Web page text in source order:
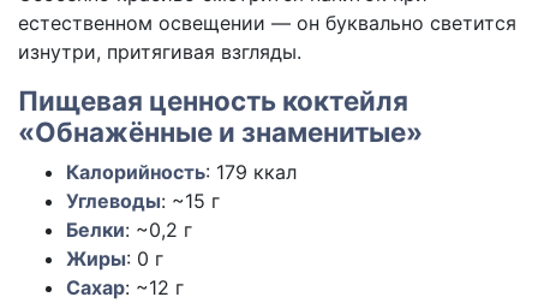
естественном освещении — он буквально светится
изнутри, притягивая взгляды.
Пищевая ценность коктейля
«Обнажённые и знаменитые»
Калорийность: 179 ккал
Углеводы: ~15 г
Белки: ~0,2 г
Жиры: 0 г
Сахар: ~12 г